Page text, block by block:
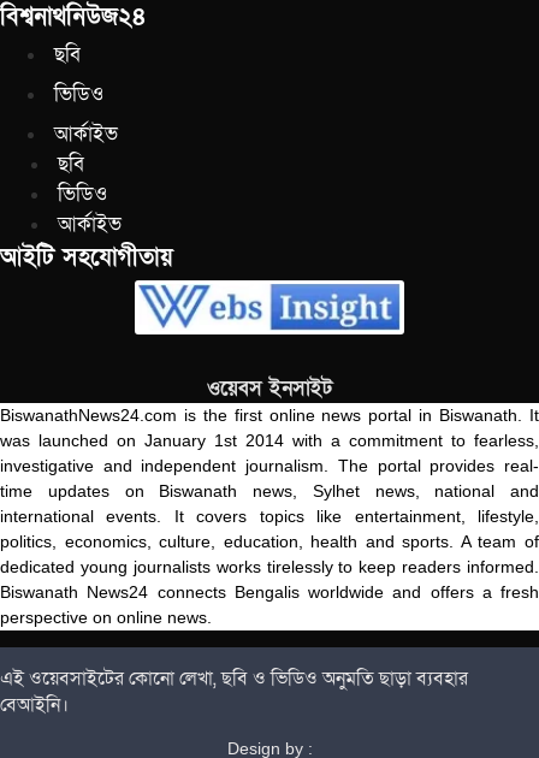
বিশ্বনাথনিউজ২৪
ছবি
ভিডিও
আর্কাইভ
ছবি
ভিডিও
আর্কাইভ
আইটি সহযোগীতায়
ওয়েবস ইনসাইট
BiswanathNews24.com is the first online news portal in Biswanath. It
was launched on January 1st 2014 with a commitment to fearless,
investigative and independent journalism. The portal provides real-
time updates on Biswanath news, Sylhet news, national and
international events. It covers topics like entertainment, lifestyle,
politics, economics, culture, education, health and sports. A team of
dedicated young journalists works tirelessly to keep readers informed.
Biswanath News24 connects Bengalis worldwide and offers a fresh
perspective on online news.
এই ওয়েবসাইটের কোনো লেখা, ছবি ও ভিডিও অনুমতি ছাড়া ব্যবহার
বেআইনি।
Design by :